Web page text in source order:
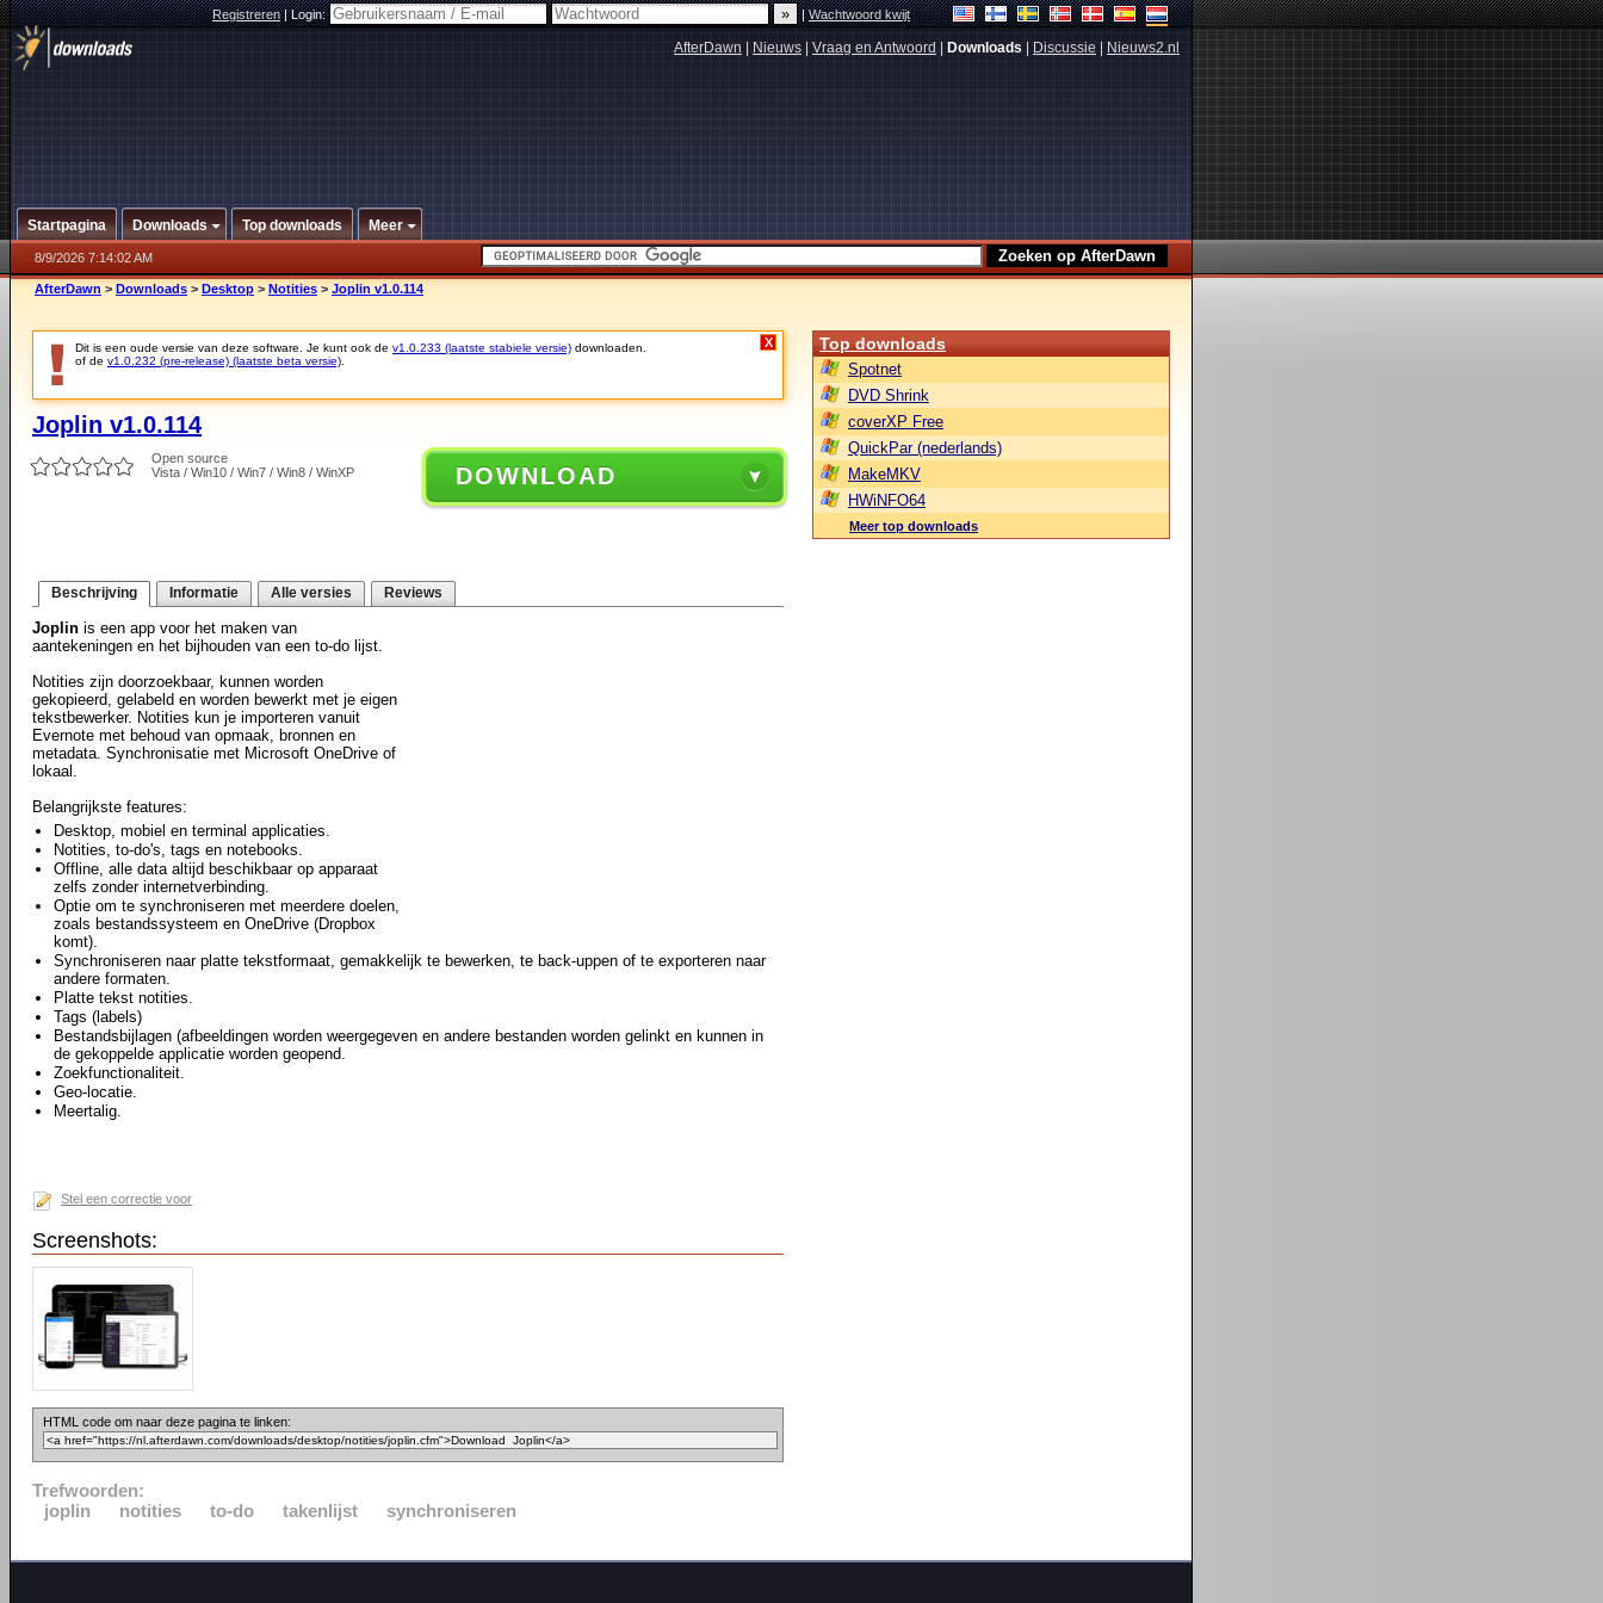
Registreren|Login: |Wachtwoord kwijt
AfterDawn Nieuws Vraag en Antwoord Downloads Discussie Nieuws2.nl
Startpagina Downloads Top downloads Meer
8/9/2026 7:14:02 AM
AfterDawn > Downloads > Desktop > Notities > Joplin v1.0.114
Dit is een oude versie van deze software. Je kunt ook de v1.0.233 (laatste stabiele versie) downloaden.
of de v1.0.232 (pre-release) (laatste beta versie)
X
Joplin v1.0.114
Open source
Vista / Win10 / Win7 / Win8 / WinXP
DOWNLOAD
Beschrijving Informatie Alle versies Reviews
Joplin is een app voor het maken van
aantekeningen en het bijhouden van een to-do lijst.
Notities zijn doorzoekbaar, kunnen worden
gekopieerd, gelabeld en worden bewerkt met je eigen
tekstbewerker. Notities kun je importeren vanuit
Evernote met behoud van opmaak, bronnen en
metadata. Synchronisatie met Microsoft OneDrive of
lokaal.
Belangrijkste features:
Desktop, mobiel en terminal applicaties.
Notities, to-do's, tags en notebooks.
Offline, alle data altijd beschikbaar op apparaat
zelfs zonder internetverbinding.
Optie om te synchroniseren met meerdere doelen,
zoals bestandssysteem en OneDrive (Dropbox
komt).
Synchroniseren naar platte tekstformaat, gemakkelijk te bewerken, te back-uppen of te exporteren naar
andere formaten.
Platte tekst notities.
Tags (labels)
Bestandsbijlagen (afbeeldingen worden weergegeven en andere bestanden worden gelinkt en kunnen in
de gekoppelde applicatie worden geopend.
Zoekfunctionaliteit.
Geo-locatie.
Meertalig.
Stel een correctie voor
Screenshots:
HTML code om naar deze pagina te linken:
Trefwoorden:
joplin
notities to-do takenlijst synchroniseren
Top downloads
Spotnet
DVD Shrink
coverXP Free
QuickPar (nederlands)
MakeMKV
HWiNFO64
Meer top downloads